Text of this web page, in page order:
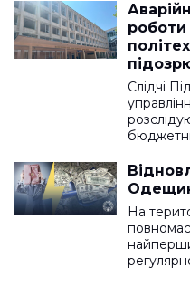
роботи
Слідчі
На